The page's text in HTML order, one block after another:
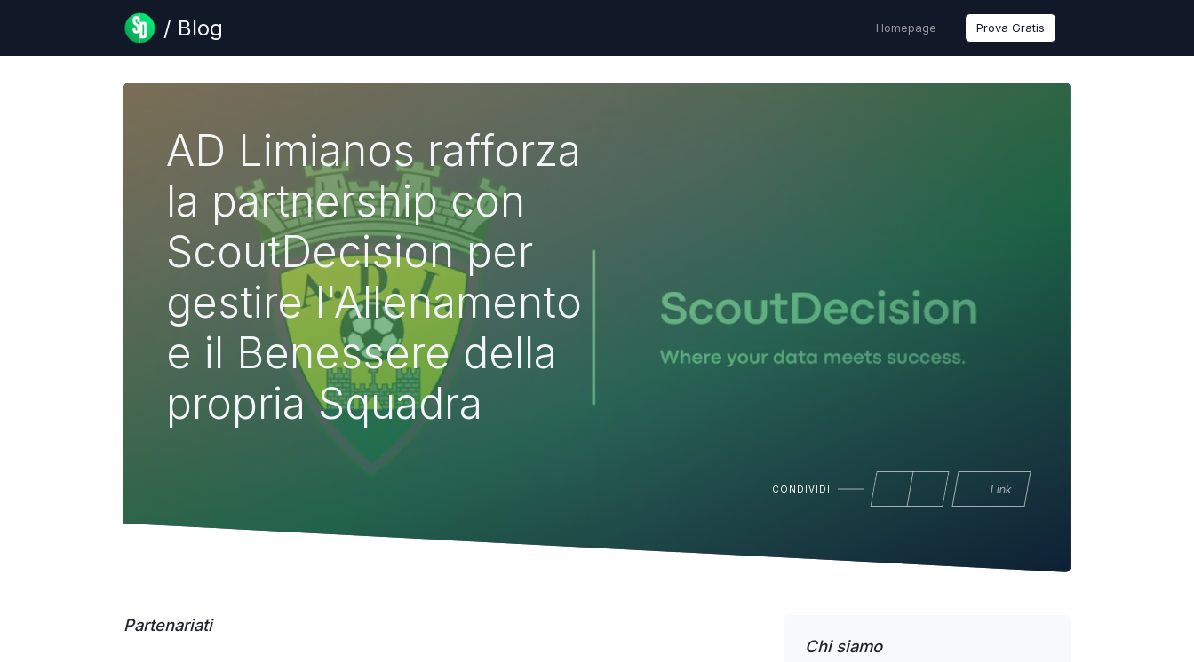
/ Blog Homepage Prova Gratis
AD Limianos rafforza
la partnership con
ScoutDecision per
gestire l'Allenamento
e il Benessere della
propria Squadra
CONDIVIDI Link
Partenariati
Chi siamo